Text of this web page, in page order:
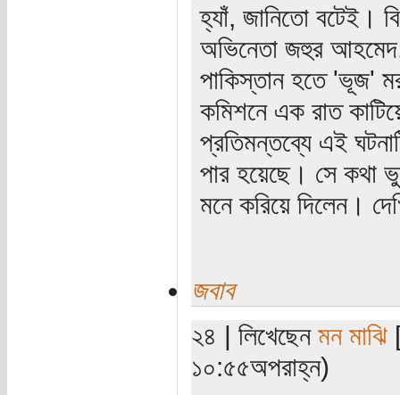
হ্যাঁ, জানিতো বটেই।
অভিনেতা জহুর
পাকিস্তান হতে 'ভূজ'
কমিশনে এক রাত
প্রতিমন্তব্যে এই
পার হয়েছে। সে কথা
মনে করিয়ে দিলেন।
জবাব
২৪ | লিখেছেন মন মাঝি
১০:৫৫অপরাহ্ন)